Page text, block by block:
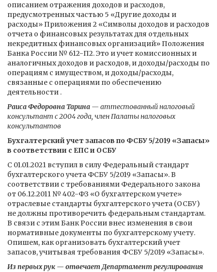
описанием отражения доходов и расходов,
предусмотренных частью 5 «Другие доходы и
расходы» Приложения 2 «Символы доходов и расходов
отчета о финансовых результатах для отдельных
некредитных финансовых организаций» Положения
Банка России № 612-П2. Это и учет комиссионных и
аналогичных доходов и расходов, и доходы/расходы по
операциям с имуществом, и доходы/расходы,
связанные с операциями по обеспечению
деятельности .
Раиса Федоровна Тарина — аттестованный налоговый
консультант с 2004 года, член Палаты налоговых
консультантов
Бухгалтерский учет запасов по ФСБУ 5/2019 «Запасы»
в соответствии с ЕПС и ОСБУ
С 01.01.2021 вступил в силу Федеральный стандарт
бухгалтерского учета ФСБУ 5/2019 «Запасы». В
соответствии с требованиями Федерального закона
от 06.12.2011 № 402-ФЗ «О бухгалтерском учете»
отраслевые стандарты бухгалтерского учета (ОСБУ)
не должны противоречить федеральным стандартам.
В связи с этим Банк России внес изменения в свои
нормативные документы по бухгалтерскому учету.
Опишем, как организовать бухгалтерский учет
запасов, учитывая требования ФСБУ 5/2019 «Запасы».
Из первых рук — отвечает Департамент регулирования